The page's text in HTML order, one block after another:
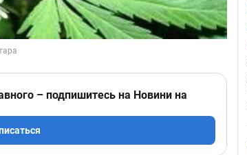
– подпишитесь на Новини на